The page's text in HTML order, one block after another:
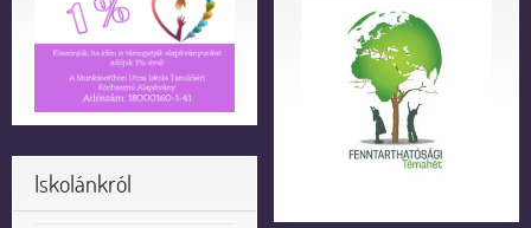
Iskolánkról